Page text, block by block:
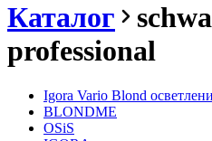
Каталог
professional
Igora Vario Blond
BLONDME
OSiS